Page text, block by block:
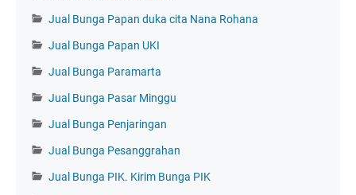
Jual Bunga Papan duka cita Nana Rohana
Jual Bunga Papan UKI
Jual Bunga Paramarta
Jual Bunga Pasar Minggu
Jual Bunga Penjaringan
Jual Bunga Pesanggrahan
Jual Bunga PIK. Kirim Bunga PIK